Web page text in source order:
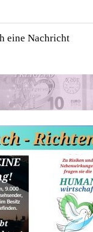
eine Nachricht